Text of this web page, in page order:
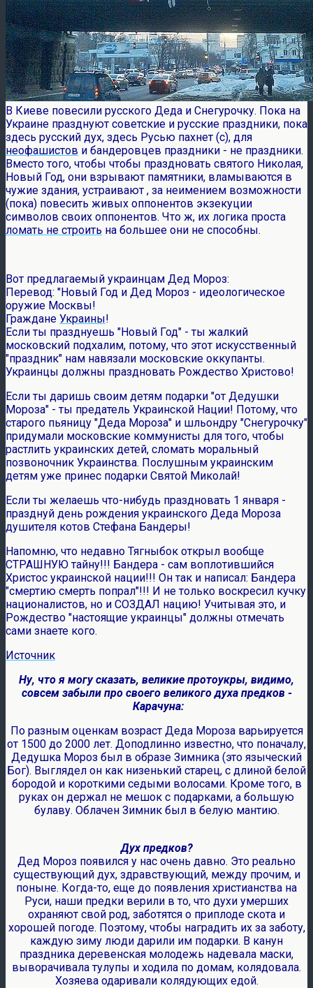
В Киеве повесили русского Деда и Снегурочку. Пока на
Украине празднуют советские и русские праздники, пока
здесь русский дух, здесь Русью пахнет (с), для
неофашистов и бандеровцев праздники - не праздники.
Вместо того, чтобы чтобы праздновать святого Николая,
Новый Год, они взрывают памятники, вламываются в
чужие здания, устраивают , за неимением возможности
(пока) повесить живых оппонентов экзекуции
символов своих оппонентов. Что ж, их логика проста
ломать не строить на большее они не способны.
Вот предлагаемый украинцам Дед Мороз:
Перевод: "Новый Год и Дед Мороз - идеологическое
оружие Москвы!
Граждане Украины!
Если ты празднуешь "Новый Год" - ты жалкий
московский подхалим, потому, что этот искусственный
"праздник" нам навязали московские оккупанты.
Украинцы должны праздновать Рождество Христово!
Если ты даришь своим детям подарки "от Дедушки
Мороза" - ты предатель Украинской Нации! Потому, что
старого пьяницу "Деда Мороза" и шльондру "Снегурочку"
придумали московские коммунисты для того, чтобы
растлить украинских детей, сломать моральный
позвоночник Украинства. Послушным украинским
детям уже принес подарки Святой Миколай!
Если ты желаешь что-нибудь праздновать 1 января -
празднуй день рождения украинского Деда Мороза
душителя котов Стефана Бандеры!
Напомню, что недавно Тягныбок открыл вообще
СТРАШНУЮ тайну!!! Бандера - сам воплотившийся
Христос украинской нации!!! Он так и написал: Бандера
"смертию смерть попрал"!!! И не только воскресил кучку
националистов, но и СОЗДАЛ нацию! Учитывая это, и
Рождество "настоящие украинцы" должны отмечать
сами знаете кого.
Источник
Ну, что я могу сказать, великие протоукры, видимо,
совсем забыли про своего великого духа предков -
Карачуна:
По разным оценкам возраст Деда Мороза варьируется
от 1500 до 2000 лет. Доподлинно известно, что поначалу,
Дедушка Мороз был в образе Зимника (это языческий
Бог). Выглядел он как низенький старец, с длиной белой
бородой и короткими седыми волосами. Кроме того, в
руках он держал не мешок с подарками, а большую
булаву. Облачен Зимник был в белую мантию.
Дух предков?
Дед Мороз появился у нас очень давно. Это реально
существующий дух, здравствующий, между прочим, и
поныне. Когда-то, еще до появления христианства на
Руси, наши предки верили в то, что духи умерших
охраняют свой род, заботятся о приплоде скота и
хорошей погоде. Поэтому, чтобы наградить их за заботу,
каждую зиму люди дарили им подарки. В канун
праздника деревенская молодежь надевала маски,
выворачивала тулупы и ходила по домам, колядовала.
Хозяева одаривали колядующих едой.